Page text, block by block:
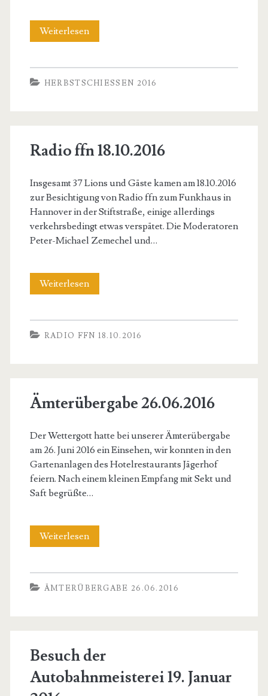
WeiterlesenHerbstschießen
HERBSTSCHIESSEN 2016
Radio ffn 18.10.2016
Insgesamt 37 Lions und Gäste kamen am 18.10.2016
zur Besichtigung von Radio ffn zum Funkhaus in
Hannover in der Stiftstraße, einige allerdings
verkehrsbedingt etwas verspätet. Die Moderatoren
Peter-Michael Zemechel und…
WeiterlesenRadio
RADIO FFN 18.10.2016
Ämterübergabe 26.06.2016
Der Wettergott hatte bei unserer Ämterübergabe
am 26. Juni 2016 ein Einsehen, wir konnten in den
Gartenanlagen des Hotelrestaurants Jägerhof
feiern. Nach einem kleinen Empfang mit Sekt und
Saft begrüßte…
WeiterlesenÄmterübergabe
ÄMTERÜBERGABE 26.06.2016
Besuch der
Autobahnmeisterei 19. Januar